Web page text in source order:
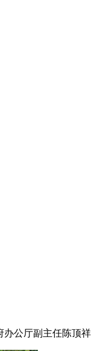
公厅副主任陈顶祥